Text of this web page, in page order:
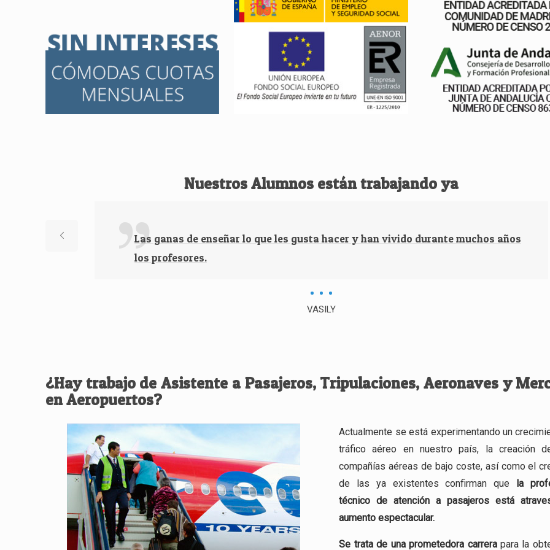
Nuestros Alumnos están trabajando ya
Las ganas de enseñar lo que les gusta hacer y han vivido durante muchos años
los profesores.
VASILY
¿Hay trabajo de Asistente a Pasajeros, Tripulaciones, Aeronaves y
en Aeropuertos?
Actualmente se está experimentando un
tráfico aéreo en nuestro país, la creación
compañías aéreas de bajo coste, así como el
de las ya existentes confirman que
la
técnico de atención a pasajeros está
aumento espectacular.
Se trata de unaprometedora carrerapara la